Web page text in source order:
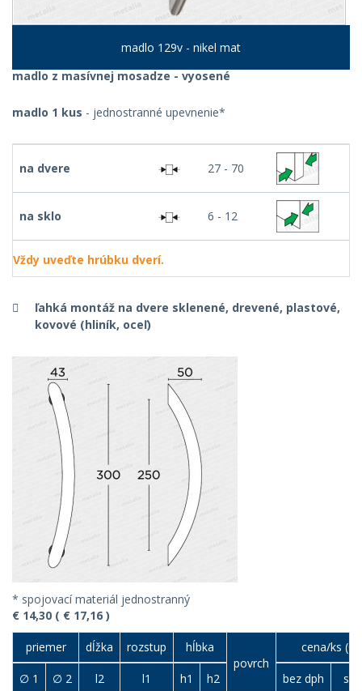
madlo 129v - nikel mat
madlo z masívnej mosadze - vyosené
madlo 1 kus - jednostranné upevnenie*
na dvere 27 - 70
na sklo 6 - 12
Vždy uveďte hrúbku dverí.
ľahká montáž na dvere sklenené, drevené, plastové,
kovové (hliník, oceľ)
* spojovací materiál jednostranný
€ 14,30 ( € 17,16 )
priemer dĺžka rozstup
hĺbka
povrch
cena/ks (€)
∅ 1 ∅ 2 l2 l1 h1 h2 bez dph s